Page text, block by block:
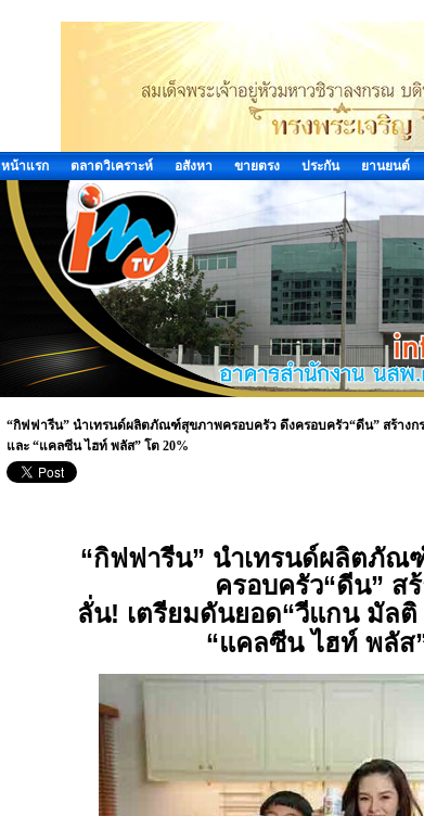
หน้าแรก ตลาดวิเคราะห์ อสังหา ขายตรง ประกัน ยานยนต์
“กิฟฟารีน” นำเทรนด์ผลิตภัณฑ์สุขภาพครอบครัว ดึงครอบครัว“ดีน” สร้าง
และ “แคลซีน ไฮท์ พลัส” โต 20%
“กิฟฟารีน” นำเทรนด์ผลิตภัณ
ครอบครัว“ดีน” ส
ลั่น! เตรียมดันยอด“วีแกน มัล
“แคลซีน ไฮท์ พลัส